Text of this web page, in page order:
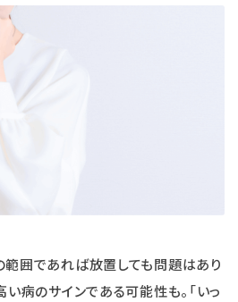
範囲であれば放置しても問題はあり
い病のサインである可能性も。「いっ